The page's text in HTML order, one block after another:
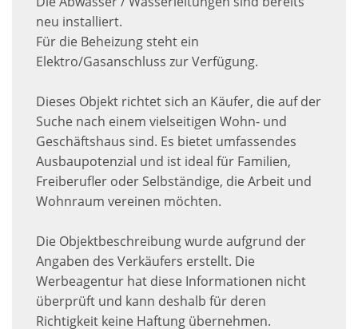
neu installiert.
Für die Beheizung steht ein
Elektro/Gasanschluss zur Verfügung.
Dieses Objekt richtet sich an Käufer, die auf der
Suche nach einem vielseitigen Wohn- und
Geschäftshaus sind. Es bietet umfassendes
Ausbaupotenzial und ist ideal für Familien,
Freiberufler oder Selbständige, die Arbeit und
Wohnraum vereinen möchten.
Die Objektbeschreibung wurde aufgrund der
Angaben des Verkäufers erstellt. Die
Werbeagentur hat diese Informationen nicht
überprüft und kann deshalb für deren
Richtigkeit keine Haftung übernehmen.